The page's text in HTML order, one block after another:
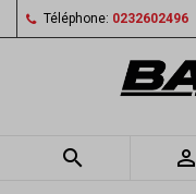
Téléphone: 0232602496
 